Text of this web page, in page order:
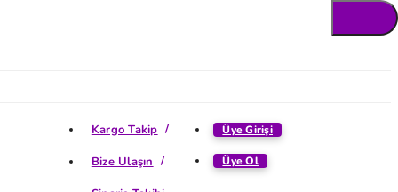
Üye Girişi
Üye Ol
Kargo Takip
Bize Ulaşın